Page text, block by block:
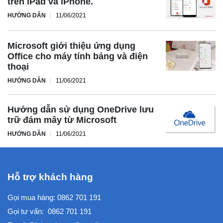
HƯỚNG DẪN 11/06/2021
Microsoft giới thiệu ứng dụng
Office cho máy tính bảng và điện
thoại
HƯỚNG DẪN 11/06/2021
Hướng dẫn sử dụng OneDrive lưu
trữ đám mây từ Microsoft
HƯỚNG DẪN 11/06/2021
Hỗ trợ khách hàng
Gọi mua hàng: 0862 701 191
Gọi tư vấn: 0862 701 191